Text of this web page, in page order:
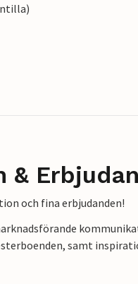
&
och fina erbjudanden!
samt